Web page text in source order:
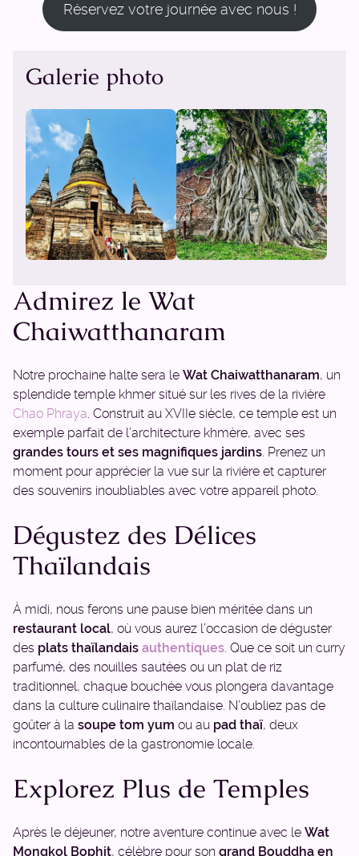
Réservez votre journée avec nous !
Galerie photo
Admirez le Wat
Chaiwatthanaram
Notre prochaine halte sera le Wat Chaiwatthanaram, un
splendide temple khmer situé sur les rives de la rivière
Chao Phraya. Construit au XVIIe siècle, ce temple est un
exemple parfait de l’architecture khmère, avec ses
grandes tours et ses magnifiques jardins. Prenez un
moment pour apprécier la vue sur la rivière et capturer
des souvenirs inoubliables avec votre appareil photo.
Dégustez des Délices
Thaïlandais
À midi, nous ferons une pause bien méritée dans un
restaurant local, où vous aurez l’occasion de déguster
des plats thaïlandais authentiques. Que ce soit un curry
parfumé, des nouilles sautées ou un plat de riz
traditionnel, chaque bouchée vous plongera davantage
dans la culture culinaire thaïlandaise. N’oubliez pas de
goûter à la soupe tom yum ou au pad thaï, deux
incontournables de la gastronomie locale.
Explorez Plus de Temples
Après le déjeuner, notre aventure continue avec le Wat
Mongkol Bophit, célèbre pour son grand Bouddha en